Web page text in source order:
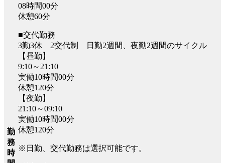
勤
務
時
08時間00分
休憩60分
■交代勤務
3勤3休 2交代制 日勤2週間、夜勤2週間のサイクル
【昼勤】
9:10～21:10
実働10時間00分
休憩120分
【夜勤】
21:10～09:10
実働10時間00分
休憩120分
※日勤、交代勤務は選択可能です。